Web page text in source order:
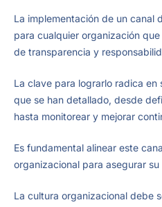
La implementación de un canal
para cualquier organización
de transparencia y
La clave para lograrlo radica
que se han detallado, desde
hasta monitorear y mejorar
Es fundamental alinear este
organizacional para asegurar
La cultura organizacional debe